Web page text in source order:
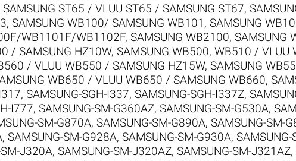
SAMSUNG ST65 / VLUU ST65 / SAMSUNG ST67,
, SAMSUNG WB100/ SAMSUNG WB101 , SAMSUNG
WB1101F/WB1102F, SAMSUNG WB2100, SAMSUNG
/ SAMSUNG HZ10W, SAMSUNG WB500, WB510 / VLUU
/ VLUU WB550 / SAMSUNG HZ15W, SAMSUNG
WB650 / VLUU WB650 / SAMSUNG WB660,
, SAMSUNG-SGH-I337, SAMSUNG-SGH-I337Z,
I777, SAMSUNG-SM-G360AZ, SAMSUNG-SM-G530A,
SM-G870A, SAMSUNG-SM-G890A, SAMSUNG-SM-
, SAMSUNG-SM-G928A, SAMSUNG-SM-G930A,
J320A, SAMSUNG-SM-J320AZ, SAMSUNG-SM-J321AZ,